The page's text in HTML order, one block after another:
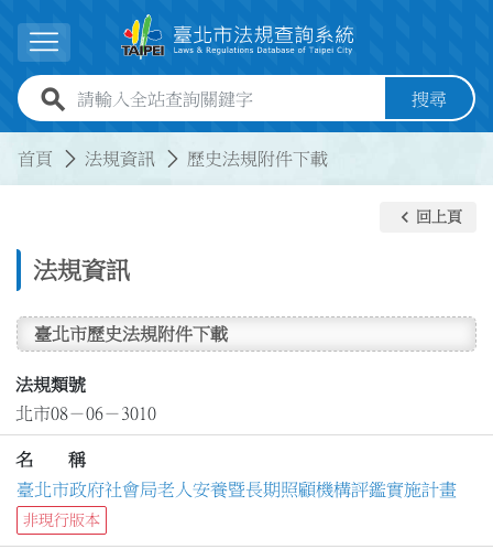
展開選單
全站查詢關鍵字欄位 搜尋
首頁 法規資訊 歷史法規附件下載
法規資訊
keyboard_arrow_left 回上頁
臺北市歷史法規附件下載
法規類號
北市08－06－3010
名 稱
臺北市政府社會局老人安養暨長期照顧機構評鑑實施計畫
非現行版本